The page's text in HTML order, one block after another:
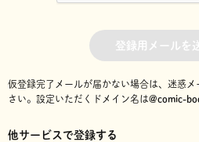
登録用メールを
仮登録完了メールが届かない場合は、迷惑
さい。 設定いただくドメイン名は@comic-
他サービスで登録する